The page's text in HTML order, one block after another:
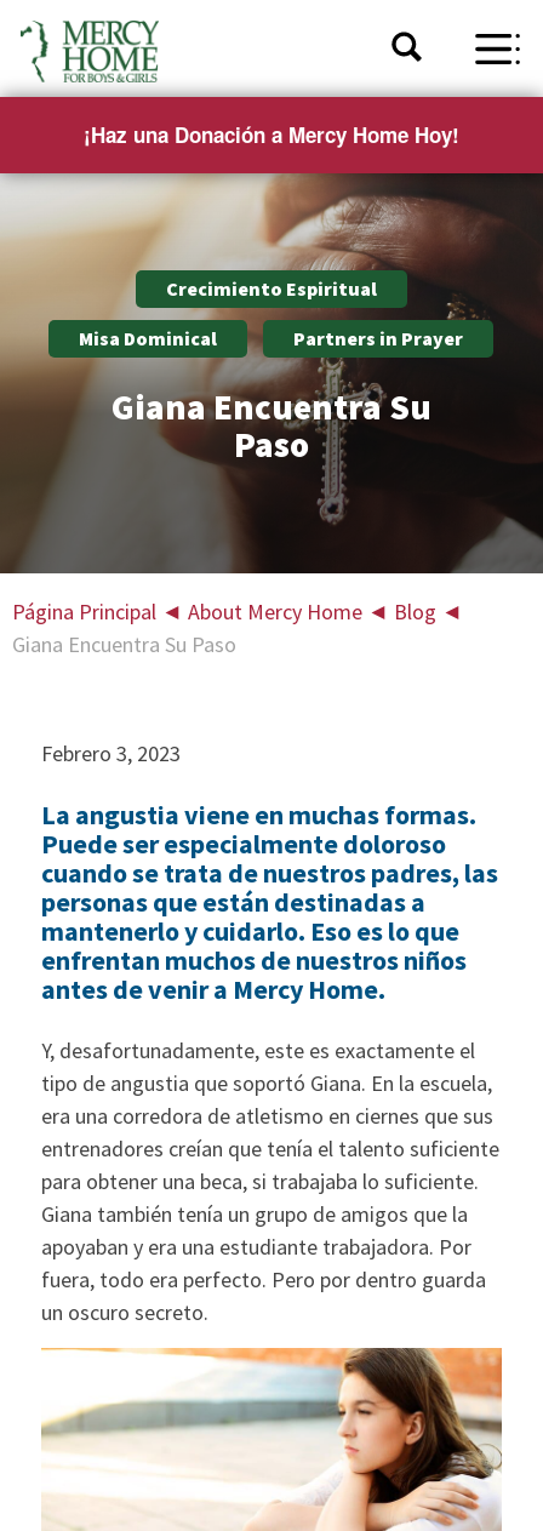
¡Haz una Donación a Mercy Home Hoy!
Crecimiento Espiritual
Misa Dominical Partners in Prayer
Giana Encuentra Su
Paso
Página Principal ◄ About Mercy Home ◄ Blog ◄
Giana Encuentra Su Paso
Febrero 3, 2023
La angustia viene en muchas formas.
Puede ser especialmente doloroso
cuando se trata de nuestros padres, las
personas que están destinadas a
mantenerlo y cuidarlo. Eso es lo que
enfrentan muchos de nuestros niños
antes de venir a Mercy Home.
Y, desafortunadamente, este es exactamente el
tipo de angustia que soportó Giana. En la escuela,
era una corredora de atletismo en ciernes que sus
entrenadores creían que tenía el talento suficiente
para obtener una beca, si trabajaba lo suficiente.
Giana también tenía un grupo de amigos que la
apoyaban y era una estudiante trabajadora. Por
fuera, todo era perfecto. Pero por dentro guarda
un oscuro secreto.